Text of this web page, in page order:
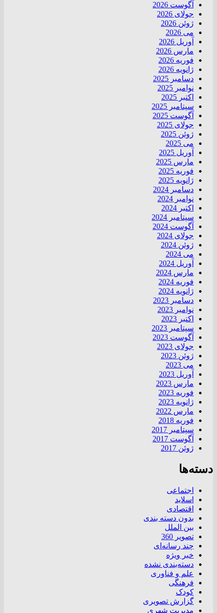
آگوست 2026
جولای 2026
ژوئن 2026
می 2026
آوریل 2026
مارس 2026
فوریه 2026
ژانویه 2026
دسامبر 2025
نوامبر 2025
اکتبر 2025
سپتامبر 2025
آگوست 2025
جولای 2025
ژوئن 2025
می 2025
آوریل 2025
مارس 2025
فوریه 2025
ژانویه 2025
دسامبر 2024
نوامبر 2024
اکتبر 2024
سپتامبر 2024
آگوست 2024
جولای 2024
ژوئن 2024
می 2024
آوریل 2024
مارس 2024
فوریه 2024
ژانویه 2024
دسامبر 2023
نوامبر 2023
اکتبر 2023
سپتامبر 2023
آگوست 2023
جولای 2023
ژوئن 2023
می 2023
آوریل 2023
مارس 2023
فوریه 2023
ژانویه 2023
مارس 2022
فوریه 2018
سپتامبر 2017
آگوست 2017
ژوئن 2017
دسته‌ها
اجتماعی
اسلاید
اقتصادی
بدون دسته بندی
بین الملل
تصویر 360
چند رسانه‌ای
خبر ویژه
دسته‌بندی نشده
علم و فناوری
فرهنگی
کودک
گزارش تصویری
مدیریت شهری